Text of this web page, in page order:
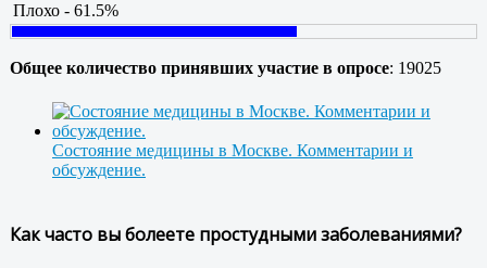
Плохо - 61.5%
Общее количество принявших участие в опросе: 19025
Состояние медицины в Москве. Комментарии и
обсуждение.
Как часто вы болеете простудными заболеваниями?